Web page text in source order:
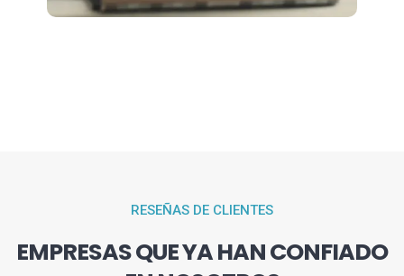
RESEÑAS DE CLIENTES
EMPRESAS QUE YA HAN CONFIADO